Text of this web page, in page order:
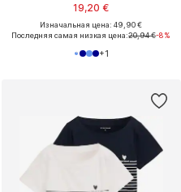
19,20 €
Изначальная цена: 49,90 €
Последняя самая низкая цена:20,94 €-8%
+1